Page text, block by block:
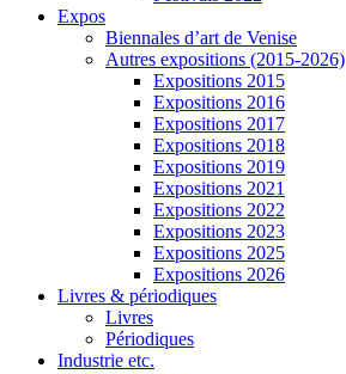
Expos
Biennales d’art de Venise
Autres expositions (2015-2026)
Expositions 2015
Expositions 2016
Expositions 2017
Expositions 2018
Expositions 2019
Expositions 2021
Expositions 2022
Expositions 2023
Expositions 2025
Expositions 2026
Livres & périodiques
Livres
Périodiques
Industrie etc.